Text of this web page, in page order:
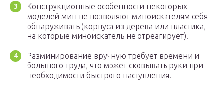
Конструкционные особенности некоторых
моделей мин не позволяют миноискателям себя
обнаруживать (корпуса из дерева или пластика,
на которые миноискатель не отреагирует).
Разминирование вручную требует времени и
большого труда, что может сковывать руки при
необходимости быстрого наступления.